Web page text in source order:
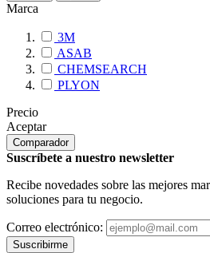
Marca
3M
ASAB
CHEMSEARCH
PLYON
Precio
Aceptar
Comparador
Suscríbete a nuestro newsletter
Recibe novedades sobre las mejores
soluciones para tu negocio.
Correo electrónico:
Suscribirme